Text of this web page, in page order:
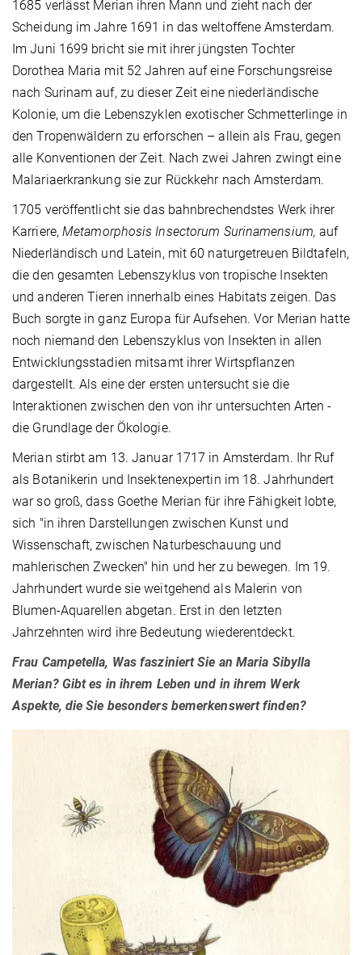
1685 verlässt Merian ihren Mann und zieht nach der
Scheidung im Jahre 1691 in das weltoffene Amsterdam.
Im Juni 1699 bricht sie mit ihrer jüngsten Tochter
Dorothea Maria mit 52 Jahren auf eine Forschungsreise
nach Surinam auf, zu dieser Zeit eine niederländische
Kolonie, um die Lebenszyklen exotischer Schmetterlinge in
den Tropenwäldern zu erforschen – allein als Frau, gegen
alle Konventionen der Zeit. Nach zwei Jahren zwingt eine
Malariaerkrankung sie zur Rückkehr nach Amsterdam.
1705 veröffentlicht sie das bahnbrechendstes Werk ihrer
Karriere, Metamorphosis Insectorum Surinamensium, auf
Niederländisch und Latein, mit 60 naturgetreuen Bildtafeln,
die den gesamten Lebenszyklus von tropische Insekten
und anderen Tieren innerhalb eines Habitats zeigen. Das
Buch sorgte in ganz Europa für Aufsehen. Vor Merian hatte
noch niemand den Lebenszyklus von Insekten in allen
Entwicklungsstadien mitsamt ihrer Wirtspflanzen
dargestellt. Als eine der ersten untersucht sie die
Interaktionen zwischen den von ihr untersuchten Arten -
die Grundlage der Ökologie.
Merian stirbt am 13. Januar 1717 in Amsterdam. Ihr Ruf
als Botanikerin und Insektenexpertin im 18. Jahrhundert
war so groß, dass Goethe Merian für ihre Fähigkeit lobte,
sich "in ihren Darstellungen zwischen Kunst und
Wissenschaft, zwischen Naturbeschauung und
mahlerischen Zwecken" hin und her zu bewegen. Im 19.
Jahrhundert wurde sie weitgehend als Malerin von
Blumen-Aquarellen abgetan. Erst in den letzten
Jahrzehnten wird ihre Bedeutung wiederentdeckt.
Frau Campetella, Was fasziniert Sie an Maria Sibylla
Merian? Gibt es in ihrem Leben und in ihrem Werk
Aspekte, die Sie besonders bemerkenswert finden?